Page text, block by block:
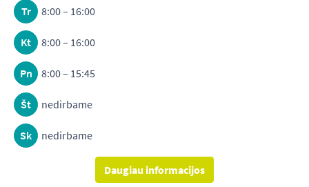
Tr 8:00 – 16:00
Kt 8:00 – 16:00
Pn 8:00 – 15:45
Št nedirbame
Sk nedirbame
Daugiau informacijos